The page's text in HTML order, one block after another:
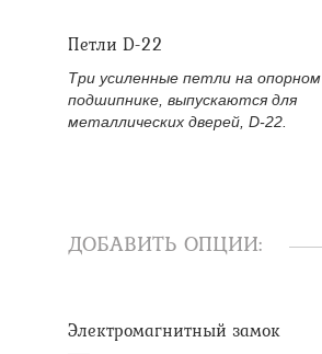
Петли D-22
Три усиленные петли на опорном
подшипнике, выпускаются для
металлических дверей, D-22.
ДОБАВИТЬ ОПЦИИ:
Электромагнитный замок